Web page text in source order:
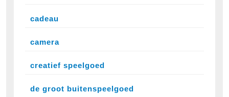
cadeau
camera
creatief speelgoed
de groot buitenspeelgoed